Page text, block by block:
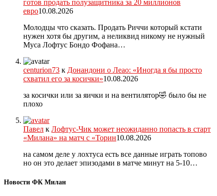
готов продать полузащитника за 20 миллионов
евро10.08.2026
Молодцы что сказать. Продать Риччи который кстати
нужен хотя бы другим, а неликвид никому не нужный
Муса Лофтус Бондо Фофана…
centurion73 к Донандони о Леао: «Иногда я бы просто
схватил его за косички»10.08.2026
за косички или за яички и на вентилятор🤣 было бы не
плохо
Павел к Лофтус-Чик может неожиданно попасть в старт
«Милана» на матч с «Торин10.08.2026
на самом деле у лохтуса есть все данные играть топово
но он это делает эпизодами в матче минут на 5-10…
Новости ФК Милан